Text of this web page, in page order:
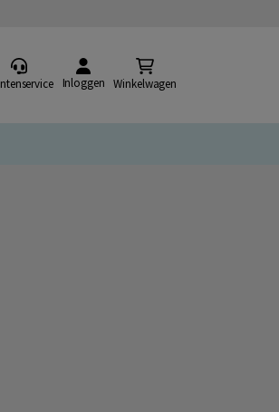
Inloggen Winkelwagen